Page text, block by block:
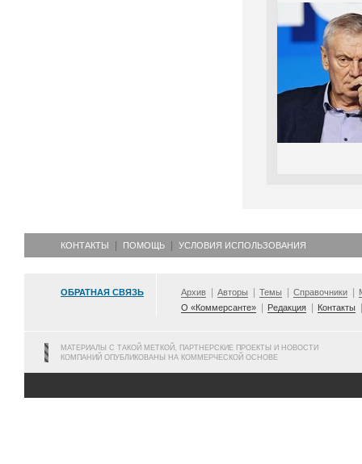
КОНТАКТЫ ПОМОЩЬ УСЛОВИЯ ИСПОЛЬЗОВАНИЯ
ОБРАТНАЯ СВЯЗЬ Архив Авторы Темы Справочники
О «Коммерсанте»
Редакция Контакты
МАТЕРИАЛЫ С ТАКОЙ МЕТКОЙ, ПАРТНЕРСКИЕ ПРОЕКТЫ И НОВОСТИ
КОМПАНИЙ ОПУБЛИКОВАНЫ НА КОММЕРЧЕСКОЙ ОСНОВЕ